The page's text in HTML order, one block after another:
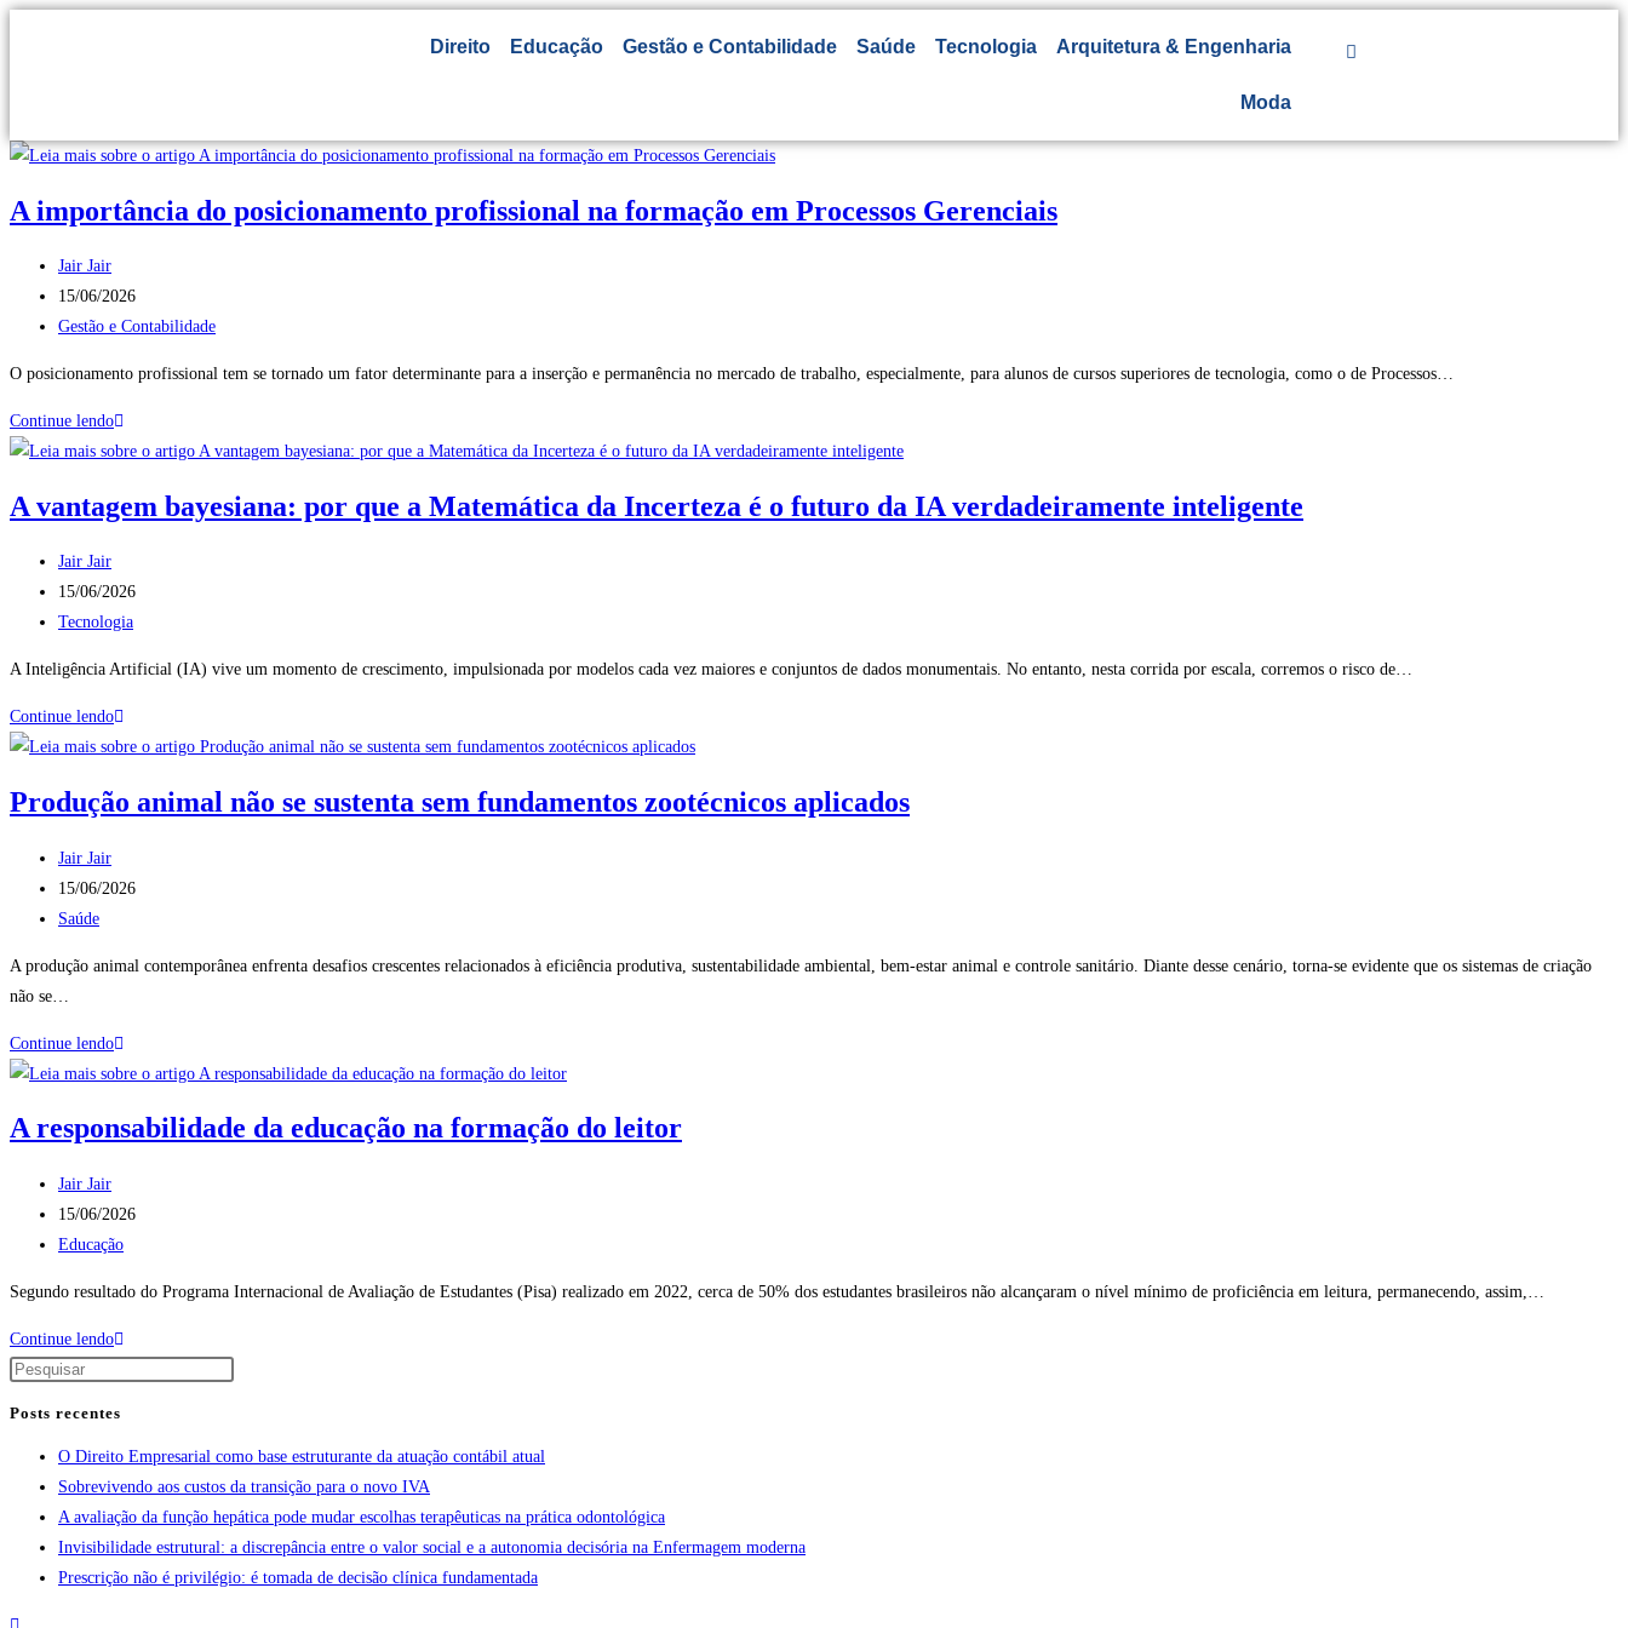
Direito Educação Gestão e Contabilidade Saúde Tecnologia Arquitetura & Engenharia
Moda
A importância do posicionamento profissional na formação em Processos Gerenciais
Jair Jair
15/06/2026
Gestão e Contabilidade
O posicionamento profissional tem se tornado um fator determinante para a inserção e permanência no mercado de trabalho, especialmente, para alunos de cursos superiores de tecnologia, como o de Processos…
Continue lendo
A vantagem bayesiana: por que a Matemática da Incerteza é o futuro da IA verdadeiramente inteligente
Jair Jair
15/06/2026
Tecnologia
A Inteligência Artificial (IA) vive um momento de crescimento, impulsionada por modelos cada vez maiores e conjuntos de dados monumentais. No entanto, nesta corrida por escala, corremos o risco de…
Continue lendo
Produção animal não se sustenta sem fundamentos zootécnicos aplicados
Jair Jair
15/06/2026
Saúde
A produção animal contemporânea enfrenta desafios crescentes relacionados à eficiência produtiva, sustentabilidade ambiental, bem-estar animal e controle sanitário. Diante desse cenário, torna-se evidente que os sistemas de criação
não se…
Continue lendo
A responsabilidade da educação na formação do leitor
Jair Jair
15/06/2026
Educação
Segundo resultado do Programa Internacional de Avaliação de Estudantes (Pisa) realizado em 2022, cerca de 50% dos estudantes brasileiros não alcançaram o nível mínimo de proficiência em leitura, permanecendo, assim,…
Continue lendo
Posts recentes
O Direito Empresarial como base estruturante da atuação contábil atual
Sobrevivendo aos custos da transição para o novo IVA
A avaliação da função hepática pode mudar escolhas terapêuticas na prática odontológica
Invisibilidade estrutural: a discrepância entre o valor social e a autonomia decisória na Enfermagem moderna
Prescrição não é privilégio: é tomada de decisão clínica fundamentada